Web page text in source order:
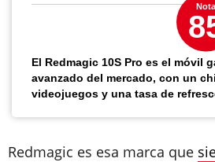
Nota
El Redmagic 10S Pro es el móvil
avanzado del mercado, con un
videojuegos y una tasa de
Redmagic es esa marca que